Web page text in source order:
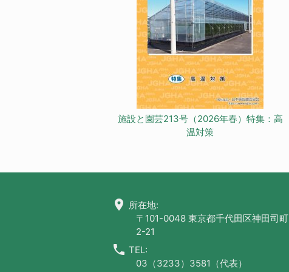
施設と園芸213号（2026年春）特集：高
温対策
location_on 所在地:
〒101-0048 東京都千代田区神田司町
2-21
call TEL:
03（3233）3581（代表）